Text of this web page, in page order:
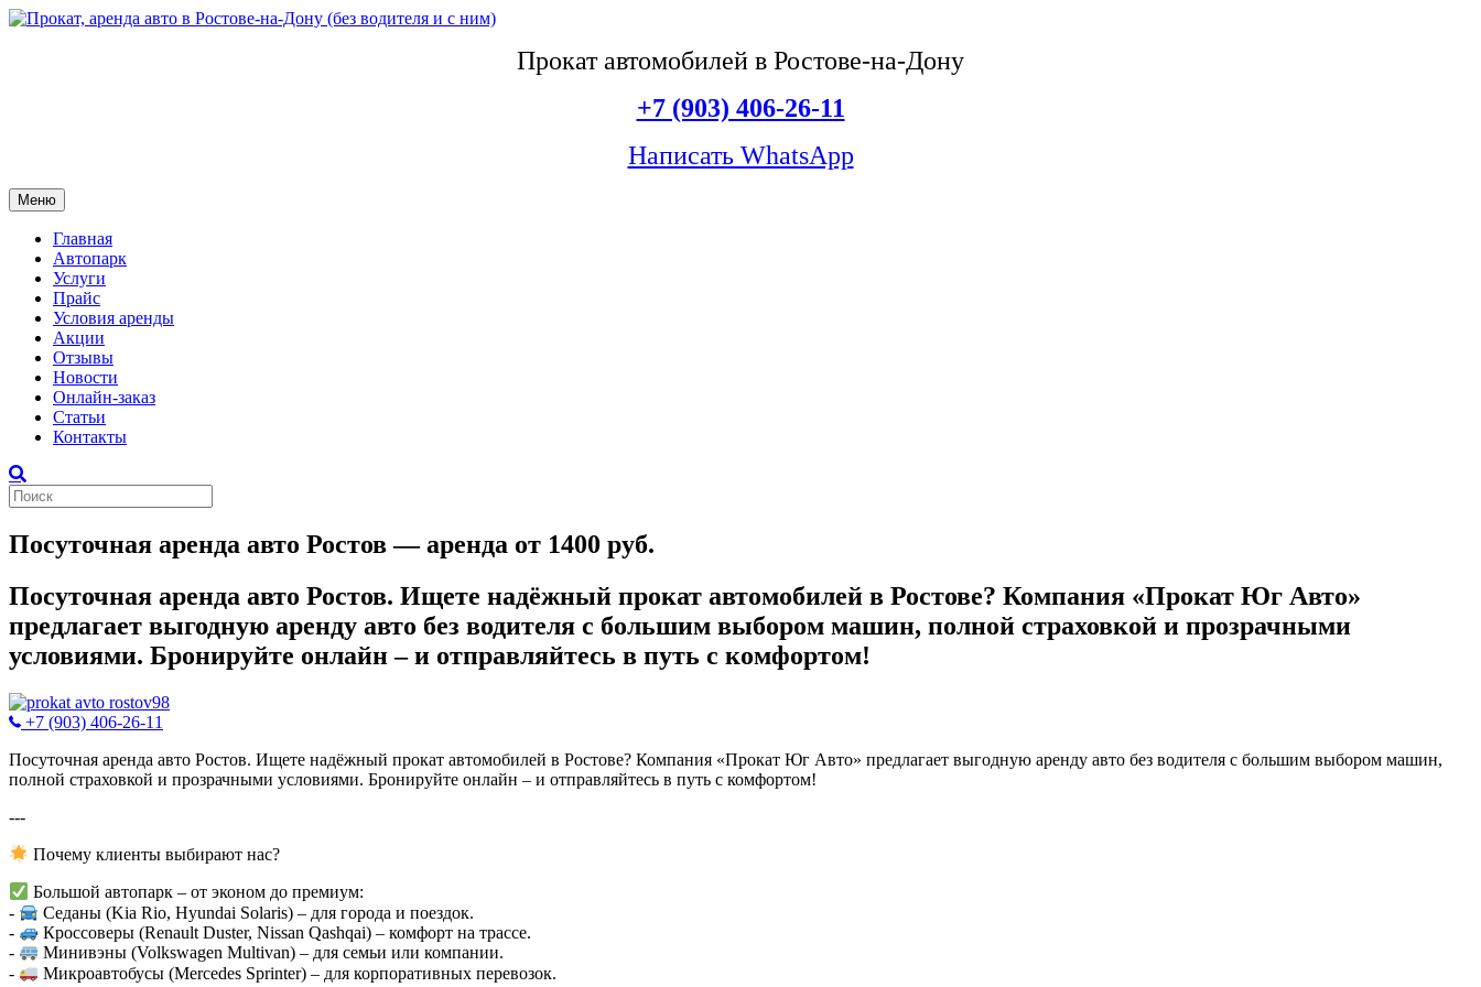
Прокат автомобилей в Ростове-на-Дону
+7 (903) 406-26-11
Написать WhatsApp
Меню
Главная
Автопарк
Услуги
Прайс
Условия аренды
Акции
Отзывы
Новости
Онлайн-заказ
Статьи
Контакты
Посуточная аренда авто Ростов — аренда от 1400 руб.
Посуточная аренда авто Ростов. Ищете надёжный прокат автомобилей в Ростове? Компания «Прокат Юг Авто»
предлагает выгодную аренду авто без водителя с большим выбором машин, полной страховкой и прозрачными
условиями. Бронируйте онлайн – и отправляйтесь в путь с комфортом!
+7 (903) 406-26-11
Посуточная аренда авто Ростов. Ищете надёжный прокат автомобилей в Ростове? Компания «Прокат Юг Авто» предлагает выгодную аренду авто без водителя с большим выбором машин,
полной страховкой и прозрачными условиями. Бронируйте онлайн – и отправляйтесь в путь с комфортом!
---
Почему клиенты выбирают нас?
Большой автопарк – от эконом до премиум:
-
Седаны (Kia Rio, Hyundai Solaris) – для города и поездок.
-
Кроссоверы (Renault Duster, Nissan Qashqai) – комфорт на трассе.
-
Минивэны (Volkswagen Multivan) – для семьи или компании.
-
Микроавтобусы (Mercedes Sprinter) – для корпоративных перевозок.